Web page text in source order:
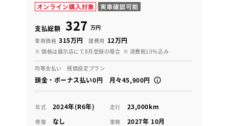
支払総額 327 万円
車両価格 315万円 諸費用 12万円
※ 価格は展示店にて8月登録の場合 ※ 消費税10％込み
均等支払い 残価設定プラン
頭金・ボーナス払い0円 月々45,900円
年式 2024年(R6年) 走行 23,000km
修復 なし 車検 2027年 10月